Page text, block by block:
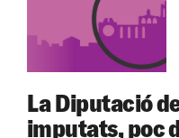
La Diputació
imputats, poc